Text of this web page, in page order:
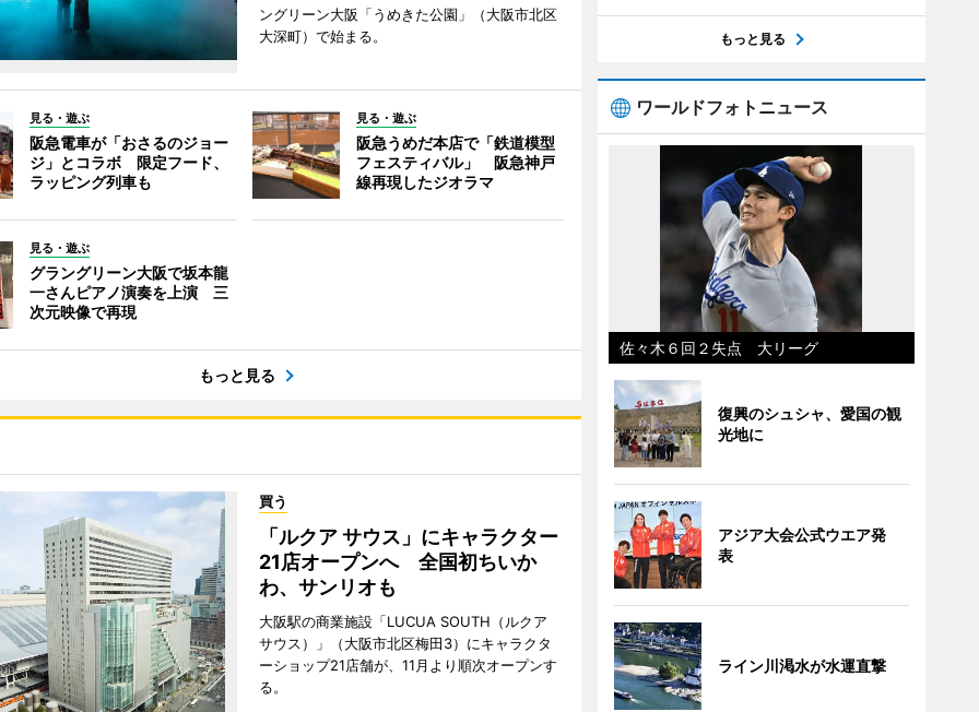
ングリーン大阪「うめきた公園」（大阪市北区
大深町）で始まる。
見る・遊ぶ
阪急電車が「おさるのジョー
ジ」とコラボ 限定フード、
ラッピング列車も
見る・遊ぶ
阪急うめだ本店で「鉄道模型
フェスティバル」 阪急神戸
線再現したジオラマ
見る・遊ぶ
グラングリーン大阪で坂本龍
一さんピアノ演奏を上演 三
次元映像で再現
もっと見る
買う
「ルクア サウス」にキャラクター
21店オープンへ 全国初ちいか
わ、サンリオも
大阪駅の商業施設「LUCUA SOUTH（ルクア
サウス）」（大阪市北区梅田3）にキャラクタ
ーショップ21店舗が、11月より順次オープンす
る。
もっと見る
ワールドフォトニュース
佐々木６回２失点 大リーグ
復興のシュシャ、愛国の観
光地に
アジア大会公式ウエア発
表
ライン川渇水が水運直撃